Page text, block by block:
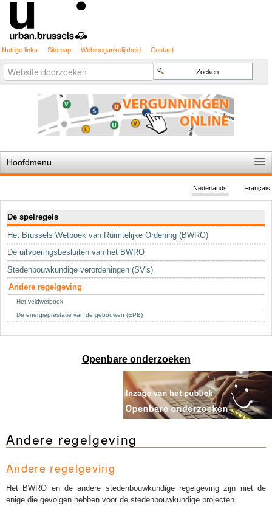
Nuttige links Sitemap Webtoegankelijkheid Contact
Zoek
Geavanceerd
zoeken...
Hoofdmenu
De spelregels
Stedenbouwkundige vergunning
Cartografie
Studies en publicaties
Sleutelwoorden
Stedenbouwkundige inlichtingen
Français
Nederlands
De spelregels
Het Brussels Wetboek van Ruimtelijke Ordening (BWRO)
De uitvoeringsbesluiten van het BWRO
Stedenbouwkundige verordeningen (SV's)
Andere regelgeving
Het veldwetboek
De energieprestatie van de gebouwen (EPB)
Openbare onderzoeken
Andere regelgeving
Andere regelgeving
Het BWRO en de andere stedenbouwkundige regelgeving zijn niet de
enige die gevolgen hebben voor de stedenbouwkundige projecten.